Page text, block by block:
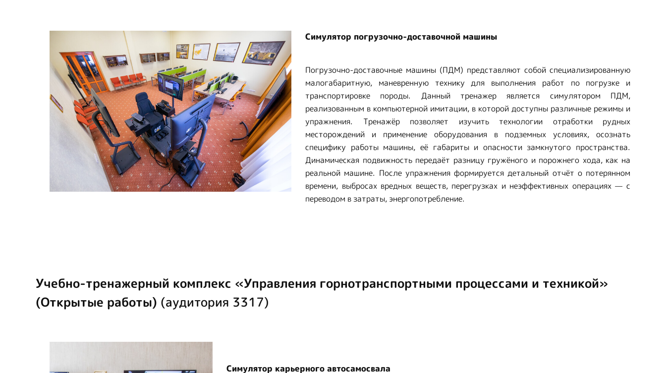
Симулятор погрузочно-доставочной машины
Погрузочно-доставочные машины (ПДМ) представляют собой специализированную
малогабаритную, маневренную технику для выполнения работ по погрузке и
транспортировке породы. Данный тренажер является симулятором ПДМ,
реализованным в компьютерной имитации, в которой доступны различные режимы и
упражнения. Тренажёр позволяет изучить технологии отработки рудных
месторождений и применение оборудования в подземных условиях, осознать
специфику работы машины, её габариты и опасности замкнутого пространства.
Динамическая подвижность передаёт разницу гружёного и порожнего хода, как на
реальной машине. После упражнения формируется детальный отчёт о потерянном
времени, выбросах вредных веществ, перегрузках и неэффективных операциях — с
переводом в затраты, энергопотребление.
Учебно-тренажерный комплекс «Управления горнотранспортными процессами и техникой»
(Открытые работы) (аудитория 3317)
Симулятор карьерного автосамосвала